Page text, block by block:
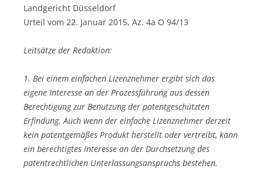
Landgericht Düsseldorf
Urteil vom 22. Januar 2015, Az. 4a O 94/13
Leitsätze der Redaktion:
1. Bei einem einfachen Lizenznehmer ergibt sich das
eigene Interesse an der Prozessführung aus dessen
Berechtigung zur Benutzung der patentgeschützten
Erfindung. Auch wenn der einfache Lizenznehmer derzeit
kein patentgemäßes Produkt herstellt oder vertreibt, kann
ein berechtigtes Interesse an der Durchsetzung des
patentrechtlichen Unterlassungsanspruchs bestehen.